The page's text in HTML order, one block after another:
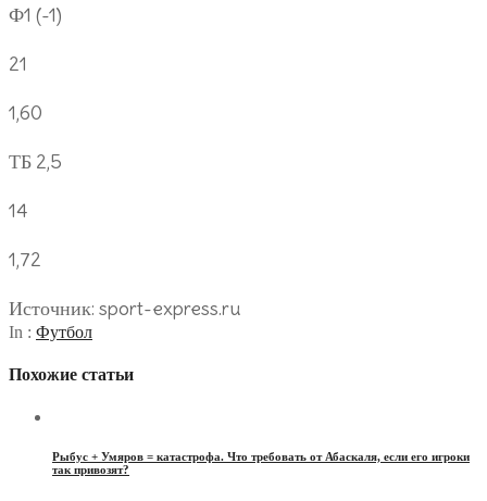
Ф1 (-1)
21
1,60
ТБ 2,5
14
1,72
Источник: sport-express.ru
In : Футбол
Похожие статьи
Рыбус + Умяров = катастрофа. Что требовать от Абаскаля, если его игроки
так привозят?